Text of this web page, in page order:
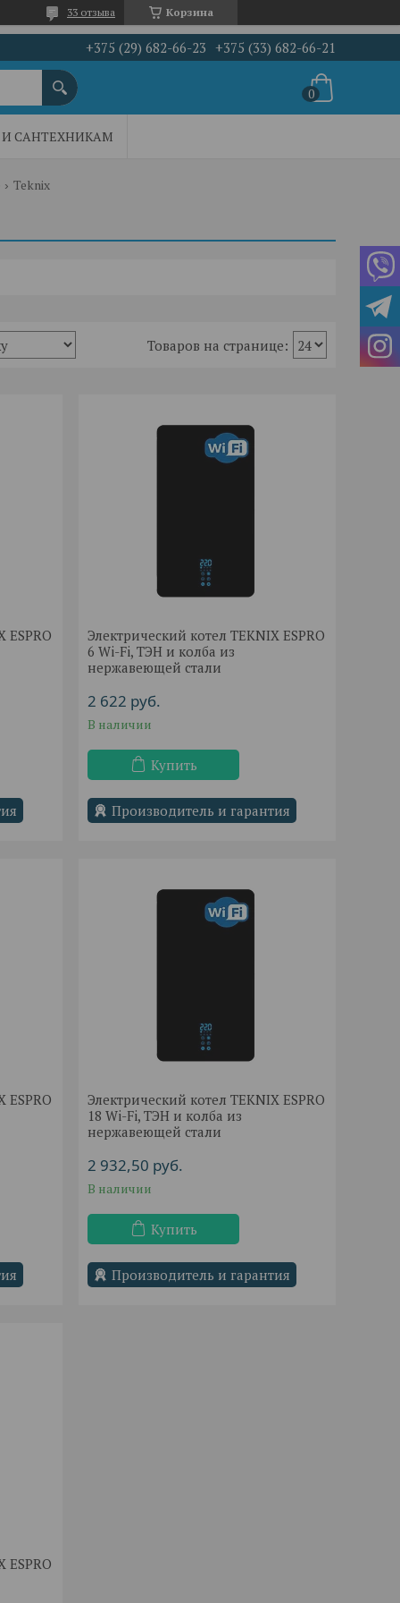
Корзина
33 отзыва
+375 (29) 682-66-23 +375 (33) 682-66-21
САНТЕХНИКАМ
Teknix
ESPRO
Электрический котел TEKNIX ESPRO
6 Wi-Fi, ТЭН и колба из
нержавеющей стали
2 622 руб.
В наличии
Купить
Производитель и гарантия
ESPRO
Электрический котел TEKNIX ESPRO
18 Wi-Fi, ТЭН и колба из
нержавеющей стали
2 932,50 руб.
В наличии
Купить
Производитель и гарантия
ESPRO